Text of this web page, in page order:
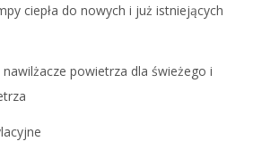
ciepła do nowych i już istniejących
nawilżacze powietrza dla świeżego i